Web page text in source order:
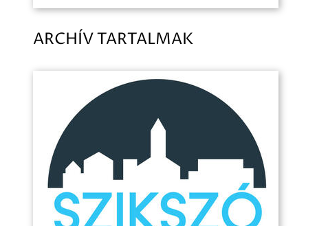
ARCHÍV TARTALMAK